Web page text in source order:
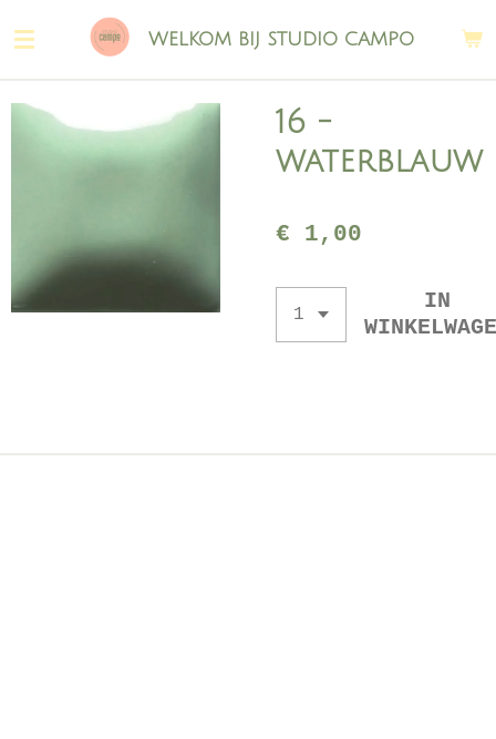
direct
de
hoofdinhoud
WELKOM BIJ STUDIO CAMPO
16 -
waterblauw
€ 1,00
IN